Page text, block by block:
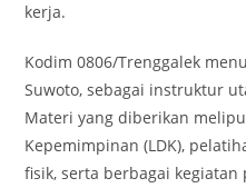
kerja.
Kodim 0806/Trenggalek
Suwoto, sebagai instruktur
Materi yang diberikan
Kepemimpinan (LDK),
fisik, serta berbagai